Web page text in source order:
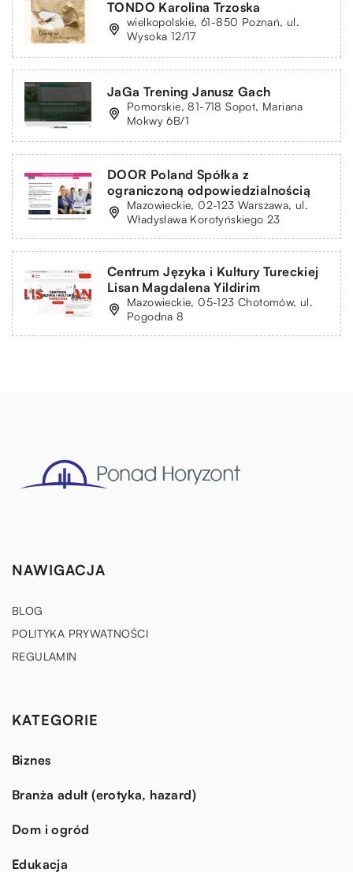
TONDO Karolina Trzoska
wielkopolskie, 61-850 Poznań, ul.
Wysoka 12/17
JaGa Trening Janusz Gach
Pomorskie, 81-718 Sopot, Mariana
Mokwy 6B/1
DOOR Poland Spółka z
ograniczoną odpowiedzialnością
Mazowieckie, 02-123 Warszawa, ul.
Władysława Korotyńskiego 23
Centrum Języka i Kultury Tureckiej
Lisan Magdalena Yildirim
Mazowieckie, 05-123 Chotomów, ul.
Pogodna 8
NAWIGACJA
BLOG
POLITYKA PRYWATNOŚCI
REGULAMIN
KATEGORIE
Biznes
Branża adult (erotyka, hazard)
Dom i ogród
Edukacja